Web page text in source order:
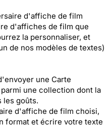
d'affiche de film
d'affiches de film que
la personnaliser, et
de nos modèles de textes)
une Carte
une collection dont la
les goûts.
d'affiche de film choisi,
format et écrire votre texte